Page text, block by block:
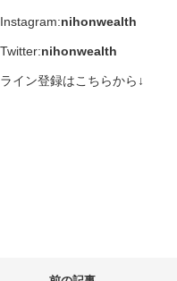
Instagram:nihonwealth
Twitter:nihonwealth
ライン登録はこちらから↓